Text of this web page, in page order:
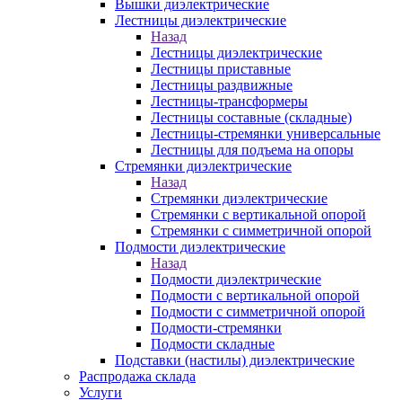
Вышки диэлектрические
Лестницы диэлектрические
Назад
Лестницы диэлектрические
Лестницы приставные
Лестницы раздвижные
Лестницы-трансформеры
Лестницы составные (складные)
Лестницы-стремянки универсальные
Лестницы для подъема на опоры
Стремянки диэлектрические
Назад
Стремянки диэлектрические
Стремянки с вертикальной опорой
Стремянки с симметричной опорой
Подмости диэлектрические
Назад
Подмости диэлектрические
Подмости с вертикальной опорой
Подмости с симметричной опорой
Подмости-стремянки
Подмости складные
Подставки (настилы) диэлектрические
Распродажа склада
Услуги